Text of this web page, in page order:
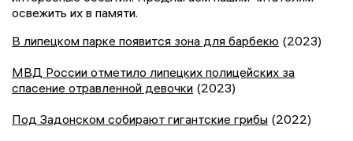
освежить их в памяти.
В липецком парке появится зона для барбекю (2023)
МВД России отметило липецких полицейских за
спасение отравленной девочки (2023)
Под Задонском собирают гигантские грибы (2022)